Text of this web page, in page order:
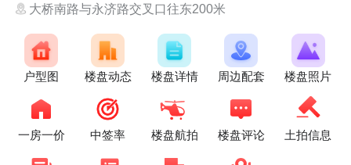
大桥南路与永济路交叉口往东200米
户型图 楼盘动态 楼盘详情 周边配套 楼盘照片
一房一价 中签率 楼盘航拍 楼盘评论 土拍信息